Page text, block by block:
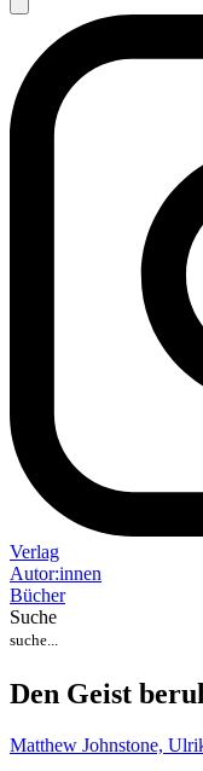
Verlag
Autor:innen
Bücher
Suche
Den Geist
Matthew Johnstone,